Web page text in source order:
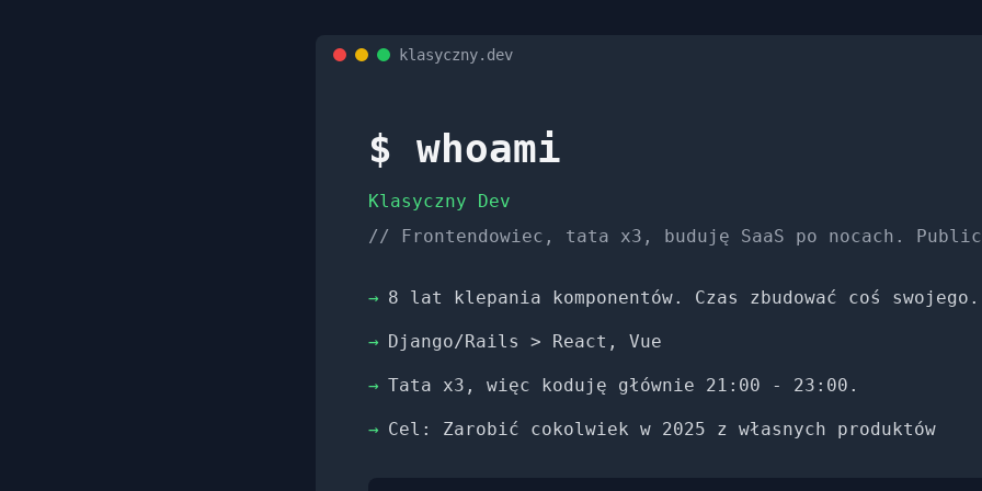
klasyczny.dev
$ whoami
Klasyczny Dev
// Frontendowiec, tata x3, buduję SaaS po nocach.
→ 8 lat klepania komponentów. Czas zbudować coś swojego.
→ Django/Rails > React, Vue
→ Tata x3, więc koduję głównie 21:00 - 23:00.
→ Cel: Zarobić cokolwiek w 2025 z własnych produktów